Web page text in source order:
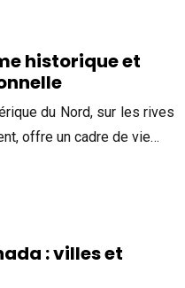
historique et
du Nord, sur les rives
offre un cadre de vie…
: villes et